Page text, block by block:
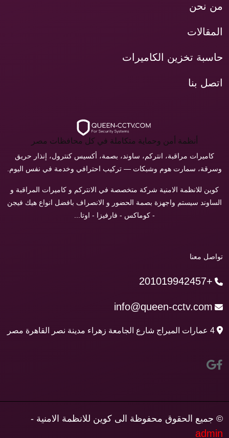
من نحن
المقالات
حاسبة تخزين الكاميرات
اتصل بنا
أنظمة أمن وحماية متكاملة في كل محافظات مصر
كاميرات مراقبة، انتركم، ساوند، بصمة، أكسيس كنترول، إنذار حريق
وسرقة، سمارت هوم وشبكات — تركيب احترافي وخدمة في نفس اليوم.
كوين للانظمة الامنية شركة متخصصة في الانتركم و كاميرات المراقبة و
الساوند سيستم واجهزة بصمة الحضور و الانصراف بافضل انواع هيك فيجن
- كوماكس - فارفيزا - اوتا...
تواصل معنا
+201019942457
info@queen-cctv.com
4 عمارات الميراج شارع الجامعة زهراء مدينة نصر القاهرة مصر
© جميع الحقوق محفوظة الى كوين للانظمة الامنية -
admin